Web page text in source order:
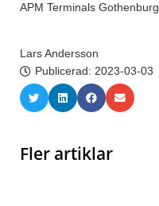
APM Terminals Gothenburg.
Lars Andersson
Publicerad: 2023-03-03
Fler artiklar